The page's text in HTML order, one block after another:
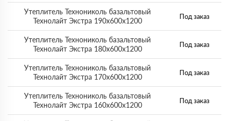
Утеплитель Технониколь базальтовый
Технолайт Экстра 190х600х1200
Под заказ
Утеплитель Технониколь базальтовый
Технолайт Экстра 180х600х1200
Под заказ
Утеплитель Технониколь базальтовый
Технолайт Экстра 170х600х1200
Под заказ
Утеплитель Технониколь базальтовый
Технолайт Экстра 160х600х1200
Под заказ